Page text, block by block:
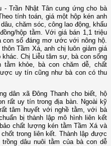
- Trần Nhật Tân cung ứng cho bà
tính toán, giá một hộp kén anh
chăm sóc, công lao động, khấu
hộp tằm. Với giá bán 1,1 triệu
con số đáng mơ ước với nông hộ.
Tầm Xá, anh chị luôn giảm giá
Chị Liễu tâm sự, bà con sống
khỏe, bà con chăm dễ, chất
uy tín cũng như bà con có thu
dân xã Đông Thanh cho biết, hộ
rất uy tín trong địa bàn. Ngoài kỹ
tâm huyết với nghề tằm, với bà
bị thành lập mô hình liên kết
chất lượng kén tằm Tầm Xá và
trong liên kết. Thành lập được
dâu nuôi tằm của bà con dễ